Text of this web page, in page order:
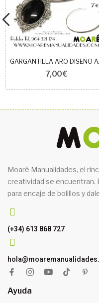
7,00 €
Moaré Manualidades, el
creatividad se
para encaje de bolillos y
(+34) 613 868 727
Ayuda